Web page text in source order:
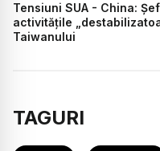
Tensiuni SUA - China:
activitățile
Taiwanului
TAGURI